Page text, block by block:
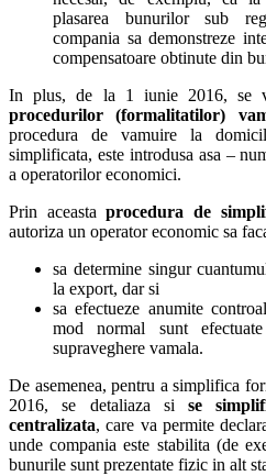
plasarea bunurilor sub
compania sa demonstreze
compensatoare obtinute din
In plus, de la 1 iunie 2016, se
procedurilor (formalitatilor)
procedura de vamuire la
simplificata, este introdusa asa –
a operatorilor economici.
Prin aceastaprocedura de
autoriza un operator economic sa
sa determine singur
la export, dar si
sa efectueze anumite
mod normal sunt
supraveghere vamala.
De asemenea, pentru a simplifica
2016, se detaliaza si se
centralizata, care va permite
unde compania este stabilita (de
bunurile sunt prezentate fizic in alt